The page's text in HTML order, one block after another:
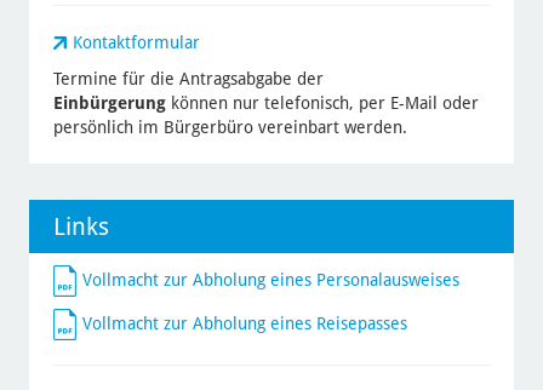
Kontaktformular
Termine für die Antragsabgabe der
Einbürgerungkönnen nur telefonisch, per E-Mail oder
persönlich im Bürgerbüro vereinbart werden.
Links
Vollmacht zur Abholung eines Personalausweises
Vollmacht zur Abholung eines Reisepasses